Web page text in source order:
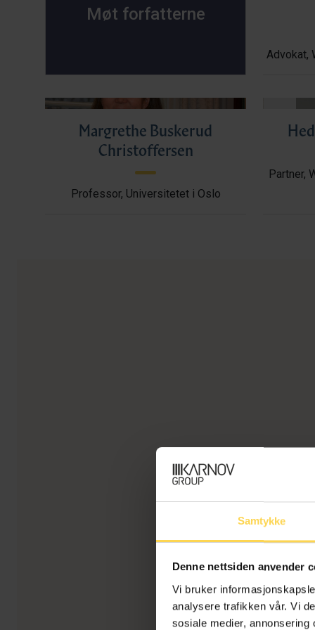
Samtykke
Denne nettsiden anvender
Vi bruker
analysere trafikken vår. Vi
sosiale medier,
Møt forfatterne
Advokat,
Margrethe Buskerud
Christoffersen
Professor, Universitetet i Oslo
Partner,